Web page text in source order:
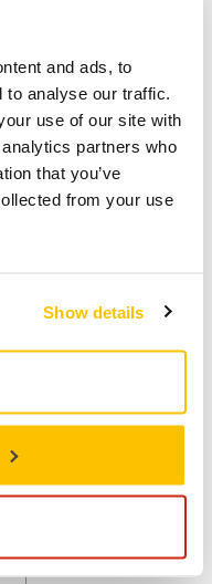
and ads, to
to analyse our traffic.
use of our site with
partners who
that you’ve
from your use
Show details
Mirka® DEOS